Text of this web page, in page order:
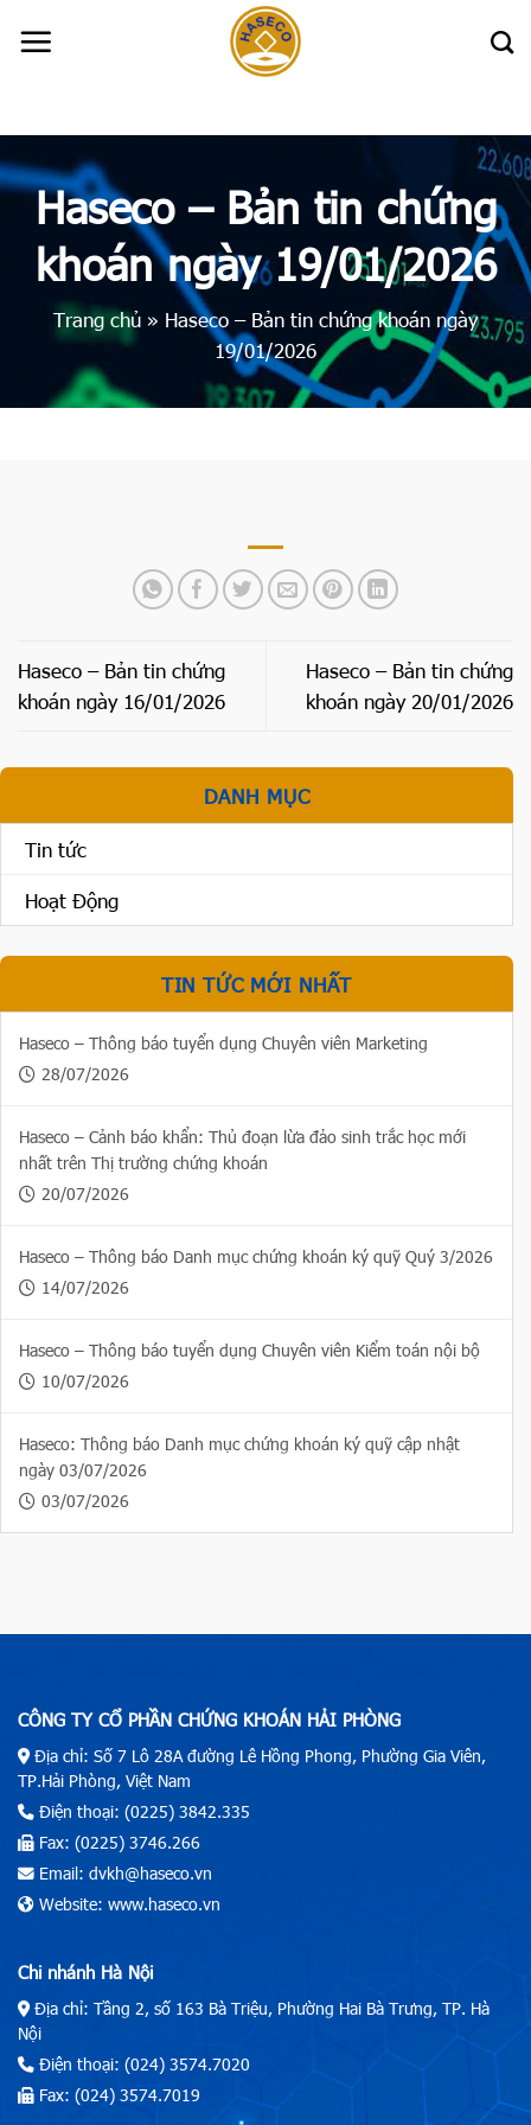
Haseco – Bản tin chứng
khoán ngày 19/01/2026
Trang chủ » Haseco – Bản tin chứng khoán ngày
19/01/2026
Haseco – Bản tin chứng
khoán ngày 16/01/2026
Haseco – Bản tin chứng
khoán ngày 20/01/2026
DANH MỤC
Tin tức
Hoạt Động
TIN TỨC MỚI NHẤT
Haseco – Thông báo tuyển dụng Chuyên viên Marketing
28/07/2026
Haseco – Cảnh báo khẩn: Thủ đoạn lừa đảo sinh trắc học mới
nhất trên Thị trường chứng khoán
20/07/2026
Haseco – Thông báo Danh mục chứng khoán ký quỹ Quý 3/2026
14/07/2026
Haseco – Thông báo tuyển dụng Chuyên viên Kiểm toán nội bộ
10/07/2026
Haseco: Thông báo Danh mục chứng khoán ký quỹ cập nhật
ngày 03/07/2026
03/07/2026
CÔNG TY CỔ PHẦN CHỨNG KHOÁN HẢI PHÒNG
Địa chỉ: Số 7 Lô 28A đường Lê Hồng Phong, Phường Gia Viên,
TP.Hải Phòng, Việt Nam
Điện thoại: (0225) 3842.335
Fax: (0225) 3746.266
Email: dvkh@haseco.vn
Website: www.haseco.vn
Chi nhánh Hà Nội
Địa chỉ: Tầng 2, số 163 Bà Triệu, Phường Hai Bà Trưng, TP. Hà
Nội
Điện thoại: (024) 3574.7020
Fax: (024) 3574.7019